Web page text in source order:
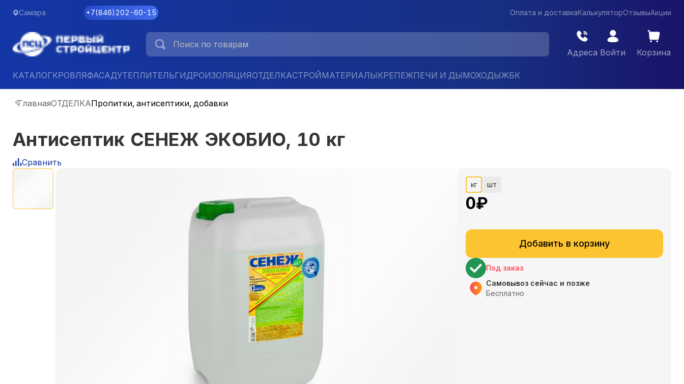
Самара +7(846)202-60-15 Оплата и доставкаКалькуляторОтзывыАкции
Адреса Войти Корзина
КАТАЛОГКРОВЛЯФАСАДУТЕПЛИТЕЛЬГИДРОИЗОЛЯЦИЯОТДЕЛКАСТРОЙМАТЕРИАЛЫКРЕПЕЖПЕЧИ И ДЫМОХОДЫЖБК
ГлавнаяОТДЕЛКАПропитки, антисептики, добавки
Антисептик СЕНЕЖ ЭКОБИО, 10 кг
Сравнить
кг шт
0₽
Добавить в корзину
Под заказ
Самовывоз сейчас и позже
Бесплатно